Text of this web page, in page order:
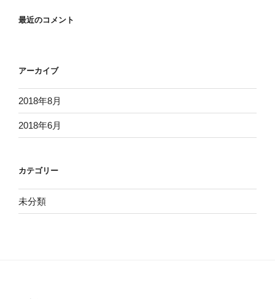
最近のコメント
アーカイブ
2018年8月
2018年6月
カテゴリー
未分類